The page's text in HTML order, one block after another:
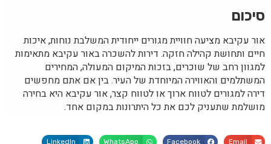
סיכום
אור עקיבא מציעה חוויית מגורים ייחודית המשלבת נוחות, איכות
חיים ותחושת קהילה חזקה. דירות להשכרה באור עקיבא מתאימות
למגוון רחב של שוכרים, בזכות המיקום המעולה, המחירים
המשתלמים והאווירה המיוחדת של העיר. בין אם אתם מחפשים
דירה למגורים לטווח ארוך או לטווח קצר, אור עקיבא היא בחירה
מושלמת שתעניק לכם את כל היתרונות במקום אחד.
Email
Facebook
WhatsApp
LinkedIn